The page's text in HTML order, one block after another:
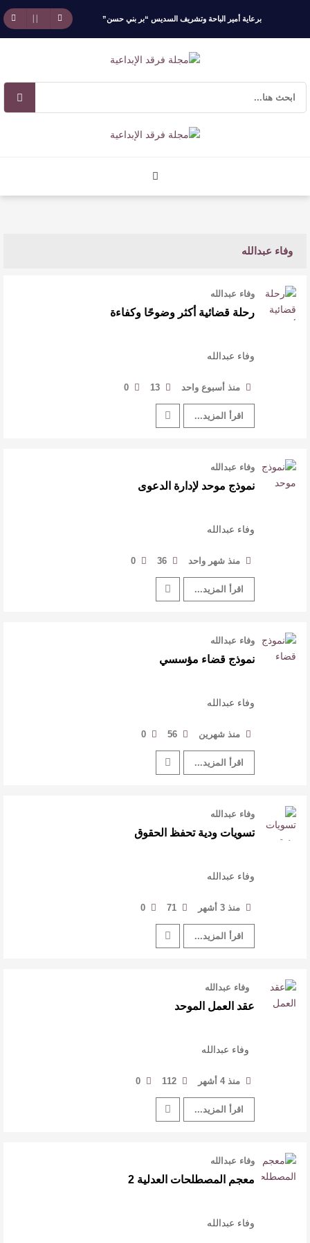
برعاية أمير الباحة وتشريف السديس “بر بني حسن”
تكرّم الفائزين بجائزة “رواد العمل التطوعي 4”
جائزة المهندس زياد الزهراني للتفوق العلمي تكرّم
الروائي جابر محمد مدخلي: أحضر داخل رواياتي
بحذر، والثقافة قوتنا الناعمة لمخاطبة العالم.
القيمة الأدبية بين استحقاق النص وسلطة الجائزة
​ اللون الأحمر وشاح سردية الأدب وسر رمزية
النصوص
آليات البناء الاستهلالي في رواية : ( على كف رتويت )
وفاء عبدالله
وفاء عبدالله
رحلة قضائية أكثر وضوحًا وكفاءة
وفاء عبدالله
منذ أسبوع واحد 13
0
اقرأ المزيد...
وفاء عبدالله
نموذج موحد لإدارة الدعوى
وفاء عبدالله
منذ شهر واحد 36
0
اقرأ المزيد...
وفاء عبدالله
نموذج قضاء مؤسسي
وفاء عبدالله
منذ شهرين 56
0
اقرأ المزيد...
وفاء عبدالله
تسويات ودية تحفظ الحقوق
وفاء عبدالله
منذ 3 أشهر 71
0
اقرأ المزيد...
وفاء عبدالله
عقد العمل الموحد
وفاء عبدالله
منذ 4 أشهر 112
0
اقرأ المزيد...
وفاء عبدالله
معجم المصطلحات العدلية 2
وفاء عبدالله